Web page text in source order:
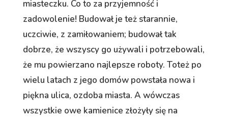
miasteczku. Co to za przyjemność i
zadowolenie! Budował je też starannie,
uczciwie, z zamiłowaniem; budował tak
dobrze, że wszyscy go używali i potrzebowali,
że mu powierzano najlepsze roboty. Toteż po
wielu latach z jego domów powstała nowa i
piękna ulica, ozdoba miasta. A wówczas
wszystkie owe kamienice złożyły się na